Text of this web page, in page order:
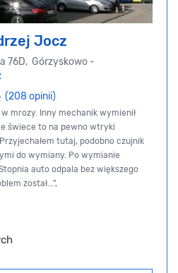
Jocz
76D, Górzyskowo -
(208 opinii)
mrozy. Inny mechanik wymienił
świece to na pewno wtryki
tutaj, podobno czujnik
do wymiany. Po wymianie
auto odpala bez większego
został...",